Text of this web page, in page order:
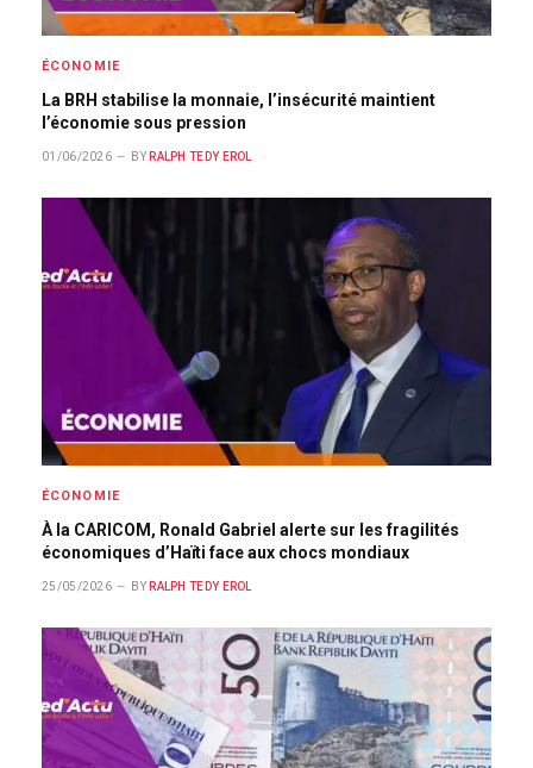
ÉCONOMIE
La BRH stabilise la monnaie, l’insécurité maintient
l’économie sous pression
01/06/2026 BY RALPH TEDY EROL
ÉCONOMIE
À la CARICOM, Ronald Gabriel alerte sur les fragilités
économiques d’Haïti face aux chocs mondiaux
25/05/2026 BY RALPH TEDY EROL